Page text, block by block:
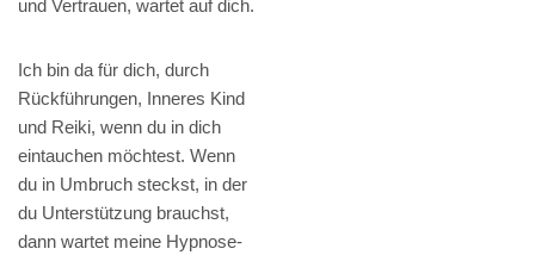
und Vertrauen, wartet auf dich.
Ich bin da für dich, durch
Rückführungen, Inneres Kind
und Reiki, wenn du in dich
eintauchen möchtest. Wenn
du in Umbruch steckst, in der
du Unterstützung brauchst,
dann wartet meine Hypnose-